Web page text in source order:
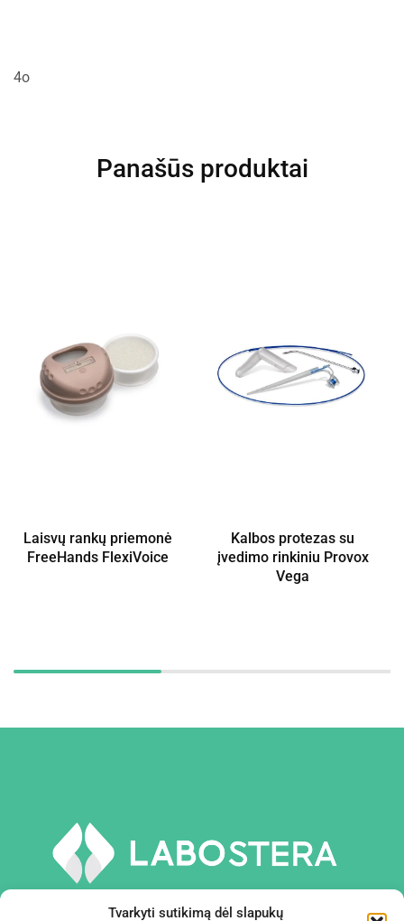
Tvarkyti sutikimą dėl slapukų
4o
Panašūs produktai
Laisvų rankų priemonė
FreeHands FlexiVoice
Kalbos protezas su
įvedimo rinkiniu Provox
Vega